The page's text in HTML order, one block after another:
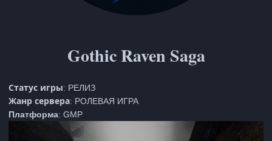
Gothic Raven Saga
Статус игры: РЕЛИЗ
Жанр сервера: РОЛЕВАЯ ИГРА
Платформа: GMP